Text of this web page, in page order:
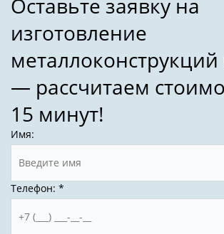
Имя:
Телефон: *